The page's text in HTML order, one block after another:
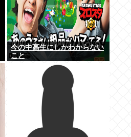
今の中高生にしかわからない
こと